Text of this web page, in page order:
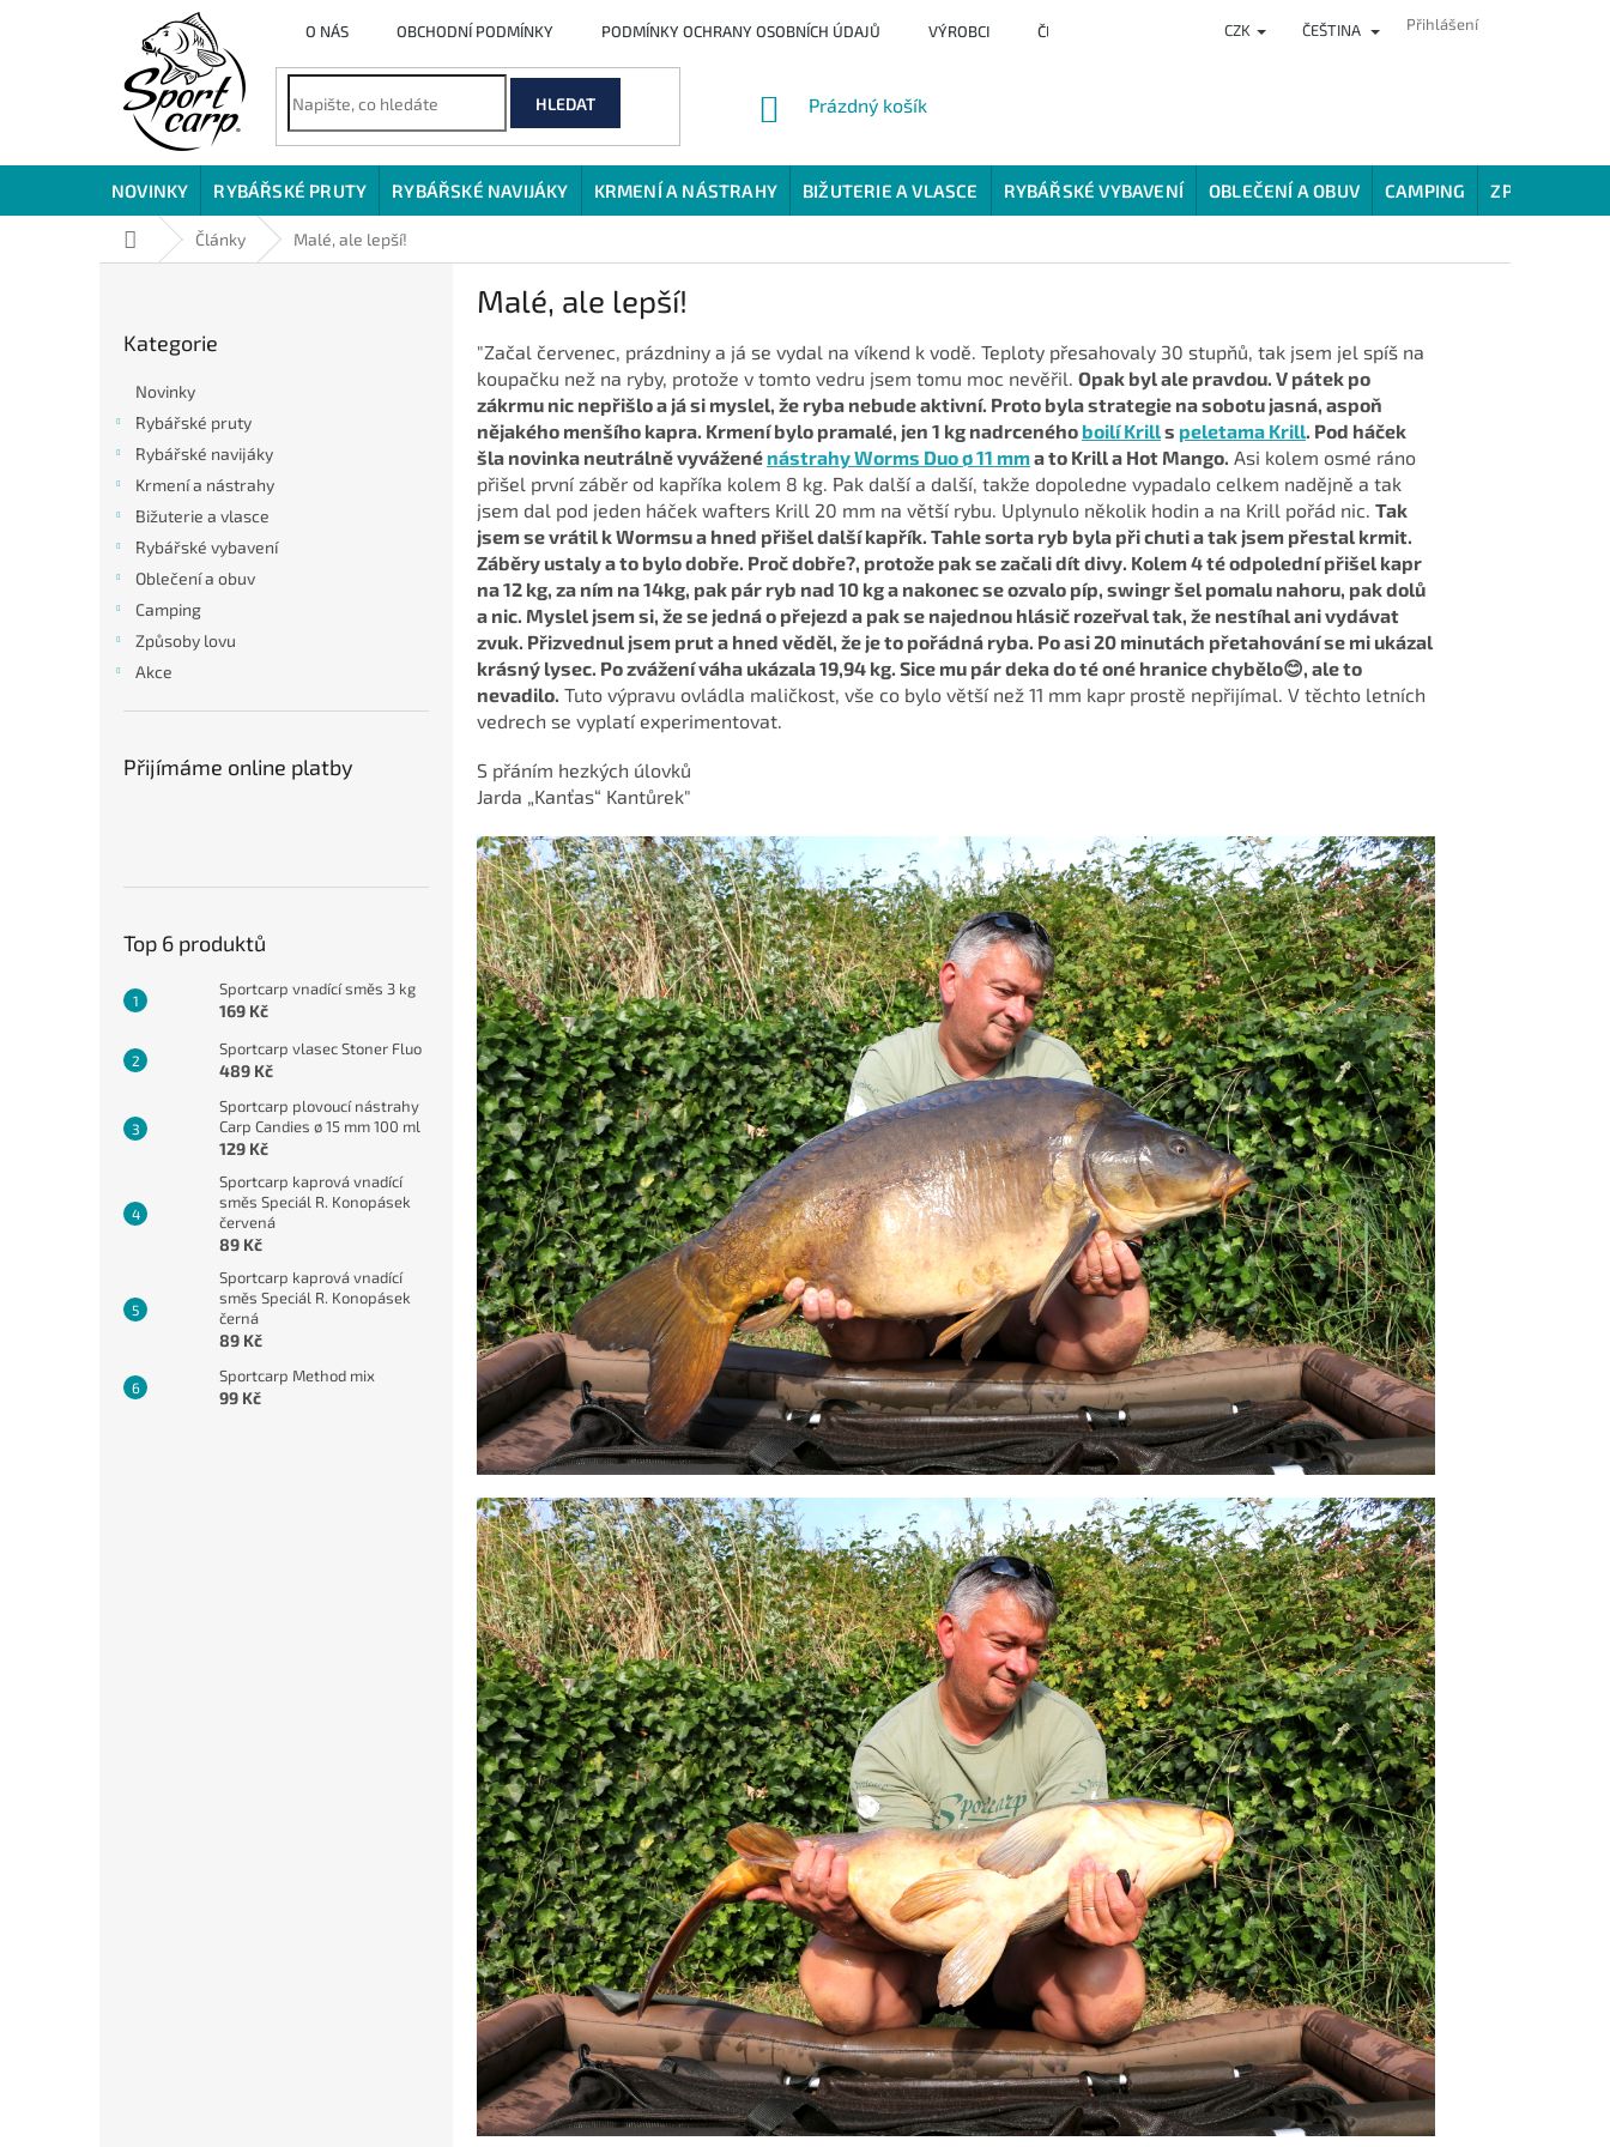
O NÁS OBCHODNÍ PODMÍNKY PODMÍNKY OCHRANY OSOBNÍCH ÚDAJŮ VÝROBCI ČLÁNKY HODNOCENÍ OBCHODU VĚRNOSTNÍ
CZK ČEŠTINA Přihlášení
HLEDAT
NÁKUPNÍ
Prázdný košík
NOVINKY RYBÁŘSKÉ PRUTY RYBÁŘSKÉ NAVIJÁKY KRMENÍ A NÁSTRAHY BIŽUTERIE A VLASCE RYBÁŘSKÉ VYBAVENÍ OBLEČENÍ A OBUV CAMPING ZPŮSOBY
Domů Články Malé, ale lepší!
kategorie
Kategorie
Novinky
Rybářské pruty
Rybářské navijáky
Krmení a nástrahy
Bižuterie a vlasce
Rybářské vybavení
Oblečení a obuv
Camping
Způsoby lovu
Akce
Přijímáme online platby
Top 6 produktů
Sportcarp vnadící směs 3 kg
169 Kč
Sportcarp vlasec Stoner Fluo
489 Kč
Sportcarp plovoucí nástrahy
Carp Candies ø 15 mm 100 ml
129 Kč
Sportcarp kaprová vnadící
směs Speciál R. Konopásek
červená
89 Kč
Sportcarp kaprová vnadící
směs Speciál R. Konopásek
černá
89 Kč
Sportcarp Method mix
99 Kč
Malé, ale lepší!
"Začal červenec, prázdniny a já se vydal na víkend k vodě. Teploty přesahovaly 30 stupňů, tak jsem jel spíš na
koupačku než na ryby, protože v tomto vedru jsem tomu moc nevěřil. Opak byl ale pravdou. V pátek po
zákrmu nic nepřišlo a já si myslel, že ryba nebude aktivní. Proto byla strategie na sobotu jasná, aspoň
nějakého menšího kapra. Krmení bylo pramalé, jen 1 kg nadrceného boilí Krills peletama Krill. Pod háček
šla novinka neutrálně vyvážené nástrahy Worms Duo ø 11 mma to Krill a Hot Mango. Asi kolem osmé ráno
přišel první záběr od kapříka kolem 8 kg. Pak další a další, takže dopoledne vypadalo celkem nadějně a tak
jsem dal pod jeden háček wafters Krill 20 mm na větší rybu. Uplynulo několik hodin a na Krill pořád nic. Tak
jsem se vrátil k Wormsu a hned přišel další kapřík. Tahle sorta ryb byla při chuti a tak jsem přestal krmit.
Záběry ustaly a to bylo dobře. Proč dobře?, protože pak se začali dít divy. Kolem 4 té odpolední přišel kapr
na 12 kg, za ním na 14kg, pak pár ryb nad 10 kg a nakonec se ozvalo píp, swingr šel pomalu nahoru, pak dolů
a nic. Myslel jsem si, že se jedná o přejezd a pak se najednou hlásič rozeřval tak, že nestíhal ani vydávat
zvuk. Přizvednul jsem prut a hned věděl, že je to pořádná ryba. Po asi 20 minutách přetahování se mi ukázal
krásný lysec. Po zvážení váha ukázala 19,94 kg. Sice mu pár deka do té oné hranice chybělo😊, ale to
nevadilo. Tuto výpravu ovládla maličkost, vše co bylo větší než 11 mm kapr prostě nepřijímal. V těchto letních
vedrech se vyplatí experimentovat.
S přáním hezkých úlovků
Jarda „Kanťas“ Kantůrek"